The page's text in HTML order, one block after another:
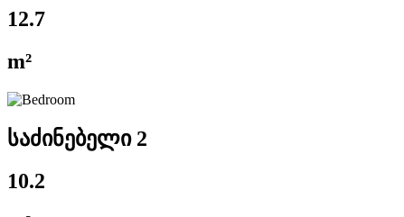
12.7
m²
საძინებელი 2
10.2